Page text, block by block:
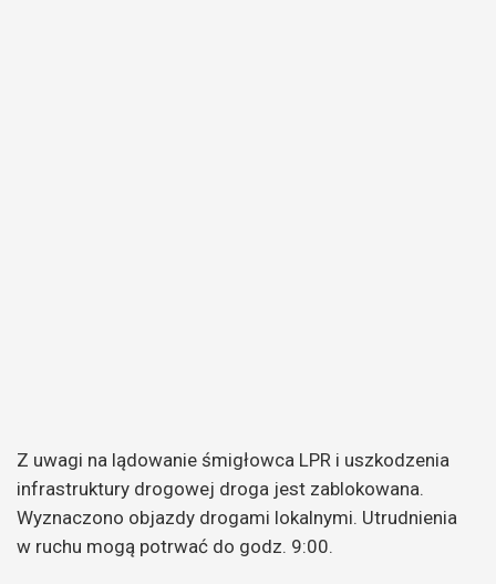
Z uwagi na lądowanie śmigłowca LPR i uszkodzenia
infrastruktury drogowej droga jest zablokowana.
Wyznaczono objazdy drogami lokalnymi. Utrudnienia
w ruchu mogą potrwać do godz. 9:00.